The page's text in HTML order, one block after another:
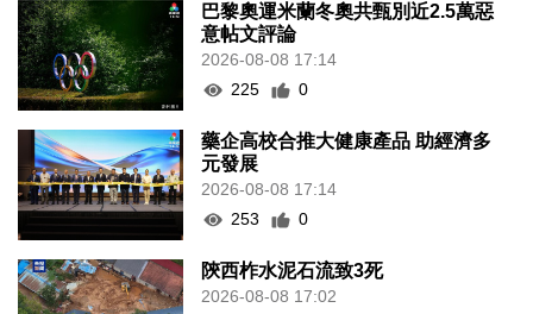
巴黎奧運米蘭冬奧共甄別近2.5萬惡
意帖文評論
2026-08-08 17:14
225
0
藥企高校合推大健康產品 助經濟多
元發展
2026-08-08 17:14
253
0
陝西柞水泥石流致3死
2026-08-08 17:02